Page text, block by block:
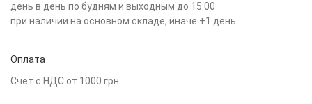
день в день по будням и выходным до 15:00
при наличии на основном складе, иначе +1 день
Оплата
Счет с НДС от 1000 грн